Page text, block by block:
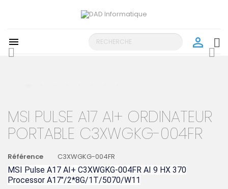
 person_outline
MSI PULSE A17 AI+ ORDINATEUR
PORTABLE C3XWGKG-004FR
Référence
C3XWGKG-004FR
MSI Pulse A17 AI+ C3XWGKG-004FR AI 9 HX 370
Processor A17"/2*8G/1T/5070/W11